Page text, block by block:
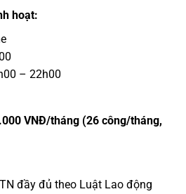
hoạt:
– 22h00
VNĐ/tháng (26 công/tháng,
đầy đủ theo Luật Lao động